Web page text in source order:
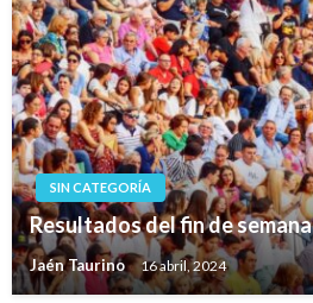
SIN CATEGORÍA
Resultados del fin de semana
Jaén Taurino 16 abril, 2024